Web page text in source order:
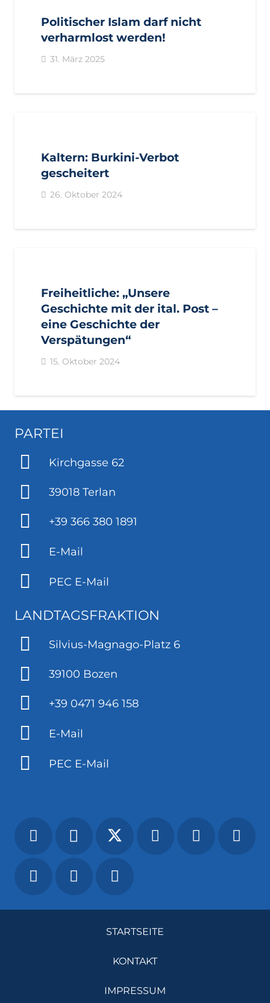
Politischer Islam darf nicht
verharmlost werden!
31. März 2025
Kaltern: Burkini-Verbot
gescheitert
26. Oktober 2024
Freiheitliche: „Unsere
Geschichte mit der ital. Post –
eine Geschichte der
Verspätungen“
15. Oktober 2024
PARTEI
Kirchgasse 62
39018 Terlan
+39 366 380 1891
E-Mail
PEC E-Mail
LANDTAGSFRAKTION
Silvius-Magnago-Platz 6
39100 Bozen
+39 0471 946 158
E-Mail
PEC E-Mail
STARTSEITE
KONTAKT
IMPRESSUM